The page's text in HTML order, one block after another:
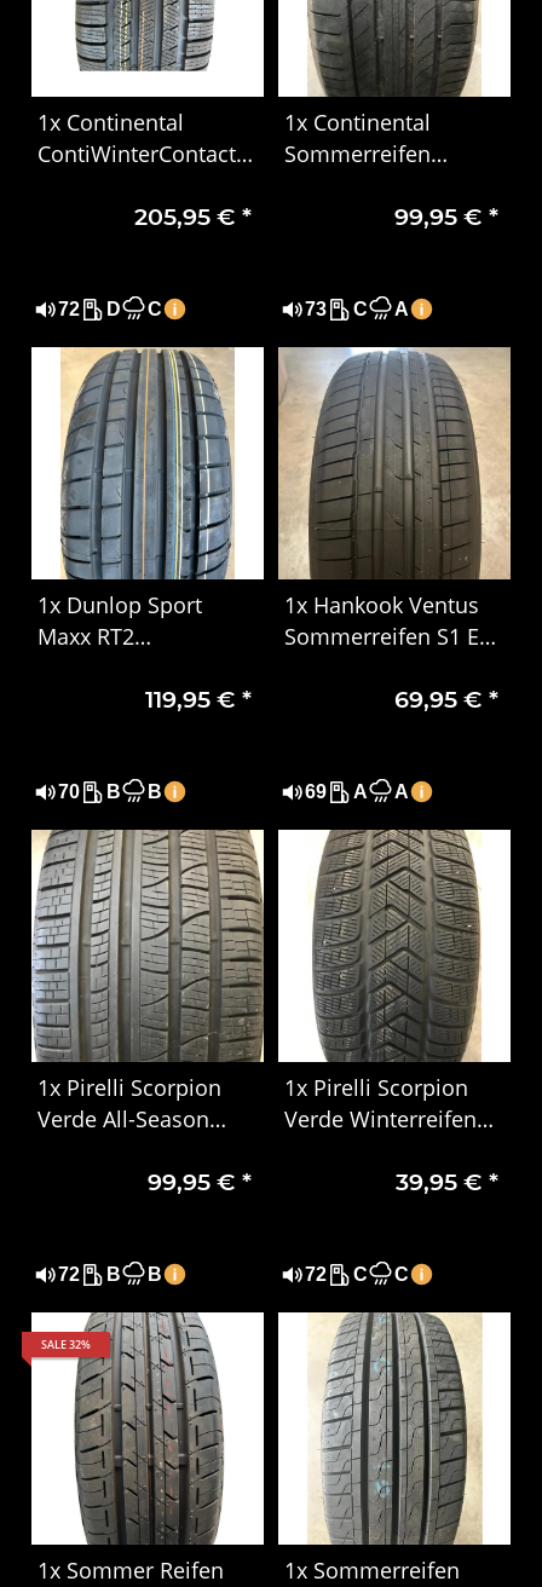
1x Continental
ContiWinterContact
245/45 R17 99V XL
205,95 € *
72 D C
1x Continental
Sommerreifen
SUV XL MO DOT1823
99,95 €*
73 C A
1x Dunlop Sport
Maxx RT2
225/55 R17 97Y MO
119,95 € *
70 B B
1x Hankook Ventus
Sommerreifen S1 Evo
R19 101T 132569,95 €*
69 A A
1x Pirelli Scorpion
Verde All-Season
99,95 € *
72 B B
1x Pirelli Scorpion
Verde Winterreifen
39,95 €*
72 C C
SALE 32%
1x Sommer Reifen
1x Sommerreifen